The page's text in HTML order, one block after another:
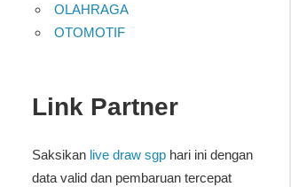
OLAHRAGA
OTOMOTIF
Link Partner
Saksikan live draw sgphari ini dengan
data valid dan pembaruan tercepat